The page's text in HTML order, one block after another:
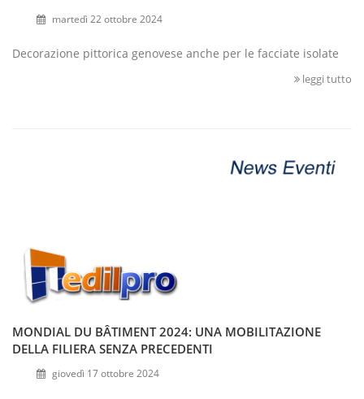
martedì 22 ottobre 2024
Decorazione pittorica genovese anche per le facciate isolate
leggi tutto
MONDIAL DU BÂTIMENT 2024: UNA MOBILITAZIONE
DELLA FILIERA SENZA PRECEDENTI
giovedì 17 ottobre 2024